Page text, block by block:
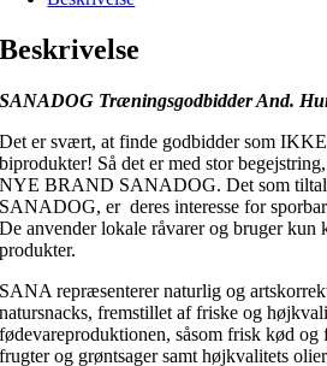
Beskrivelse
SANADOG Træningsgodbidder And.
Det er svært, at finde godbidder som
biprodukter! Så det er med stor
NYE BRAND SANADOG. Det som
SANADOG, er deres interesse for
De anvender lokale råvarer og bruger kun
produkter.
SANA repræsenterer naturlig og
natursnacks, fremstillet af friske og
fødevareproduktionen, såsom frisk kød og
frugter og grøntsager samt højkvalitets